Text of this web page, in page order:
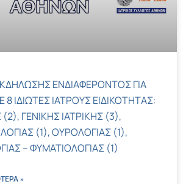
ΕΝΔΙΑΦΕΡΟΝΤΟΣ ΓΙΑ
8 ΙΔΙΩΤΕΣ ΙΑΤΡΟΥΣ ΕΙΔΙΚΟΤΗΤΑΣ:
ΓΕΝΙΚΗΣ ΙΑΤΡΙΚΗΣ (3),
(1), ΟΥΡΟΛΟΓΙΑΣ (1),
– ΦΥΜΑΤΙΟΛΟΓΙΑΣ (1)
»